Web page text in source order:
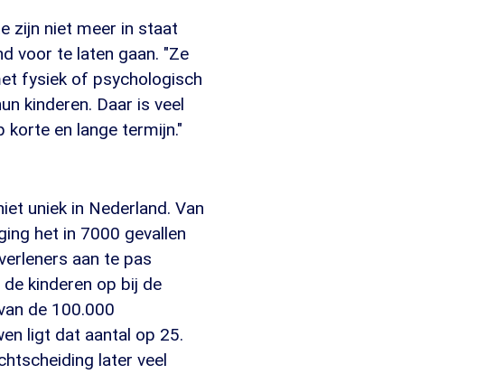
zijn niet meer in staat
voor te laten gaan. "Ze
fysiek of psychologisch
kinderen. Daar is veel
korte en lange termijn."
uniek in Nederland. Van
het in 7000 gevallen
aan te pas
kinderen op bij de
de 100.000
ligt dat aantal op 25.
later veel